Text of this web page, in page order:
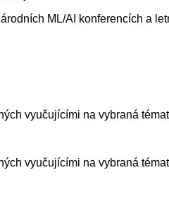
ML/AI konferencích a
vyučujícími na vybraná
vyučujícími na vybraná